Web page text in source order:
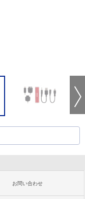
お問い合わせ